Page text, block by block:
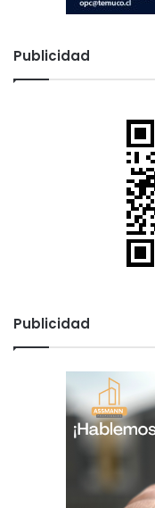
Publicidad
Publicidad